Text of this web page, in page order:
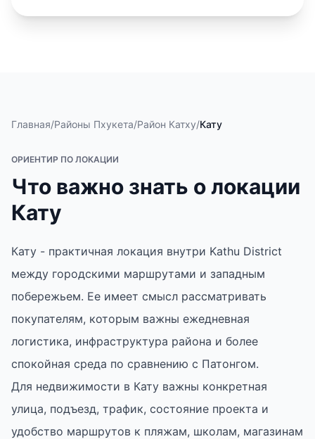
Главная/Районы Пхукета/Район Катху/Кату
ОРИЕНТИР ПО ЛОКАЦИИ
Что важно знать о локации
Кату
Кату - практичная локация внутри Kathu District
между городскими маршрутами и западным
побережьем. Ее имеет смысл рассматривать
покупателям, которым важны ежедневная
логистика, инфраструктура района и более
спокойная среда по сравнению с Патонгом.
Для недвижимости в Кату важны конкретная
улица, подъезд, трафик, состояние проекта и
удобство маршрутов к пляжам, школам, магазинам